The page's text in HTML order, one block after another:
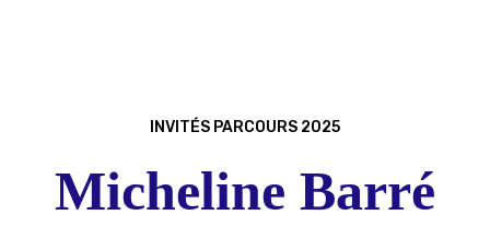
INVITÉS PARCOURS 2025
Micheline Barré